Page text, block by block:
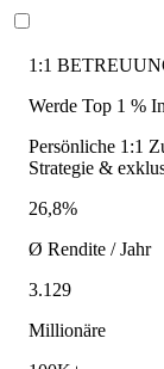
1:1
Werde Top 1 %
Persönliche 1:1
Strategie &
26,8%
Ø Rendite / Jahr
3.129
Millionäre